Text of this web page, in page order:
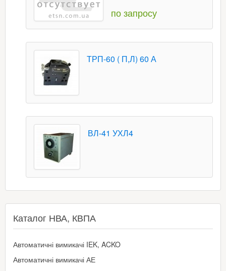
по запросу
ТРП-60 ( П,Л) 60 А
ВЛ-41 УХЛ4
Каталог НВА, КВПА
Автоматичні вимикачі IEK, ACKO
Автоматичні вимикачі АЕ